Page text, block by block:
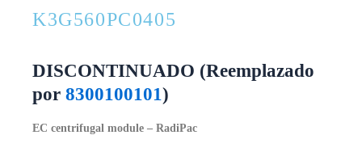
K3G560PC0405
DISCONTINUADO (Reemplazado
por 8300100101)
EC centrifugal module – RadiPac